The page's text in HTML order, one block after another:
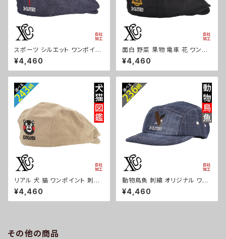
スポーツ シルエット ワンポイン
ト 刺繍 帽子 コットン ハンチン
グ メンズ レディース インナーメ
ッシュ 雑貨 グッズ 自社ブランド
バスケ テニス 誕生日 クリスマ
ス ori-a-cap68-b08-s
¥4,460
面白 野菜 果物 電車 花 ワンポ
イント 刺繍 帽子 コットン ハン
チング メンズ レディース インナ
ーメッシュ 雑貨 グッズ 自社ブラ
8-b09-s
¥4,460
リアル 犬 猫 ワンポイント 刺繍
帽子 コットン ハンチング メンズ
レディース インナーメッシュ 雑
貨 グッズ 自社ブランド 柄 柴犬
cap68-b10-s
¥4,460
動物鳥魚 刺繍 オリジナル ワン
ポイント デニム ジェットキャップ
ウォッシュ加工 帽子 メンズ レデ
ィース ピグメント 雑貨 グッズ 自
¥4,460
その他の商品